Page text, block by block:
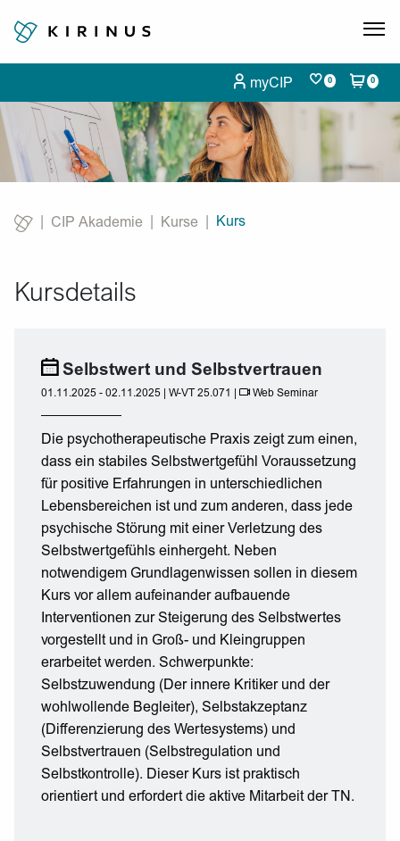
myCIP 0 0
CIP Akademie Kurse
Current:
Kurs
Kursdetails
Selbstwert und Selbstvertrauen
01.11.2025 - 02.11.2025 | W-VT 25.071 | Web Seminar
Die psychotherapeutische Praxis zeigt zum einen,
dass ein stabiles Selbstwertgefühl Voraussetzung
für positive Erfahrungen in unterschiedlichen
Lebensbereichen ist und zum anderen, dass jede
psychische Störung mit einer Verletzung des
Selbstwertgefühls einhergeht. Neben
notwendigem Grundlagenwissen sollen in diesem
Kurs vor allem aufeinander aufbauende
Interventionen zur Steigerung des Selbstwertes
vorgestellt und in Groß- und Kleingruppen
erarbeitet werden. Schwerpunkte:
Selbstzuwendung (Der innere Kritiker und der
wohlwollende Begleiter), Selbstakzeptanz
(Differenzierung des Wertesystems) und
Selbstvertrauen (Selbstregulation und
Selbstkontrolle). Dieser Kurs ist praktisch
orientiert und erfordert die aktive Mitarbeit der TN.